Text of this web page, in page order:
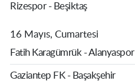
Rizespor - Beşiktaş
16 Mayıs, Cumartesi
Fatih Karagümrük - Alanyaspor
Gaziantep FK - Başakşehir